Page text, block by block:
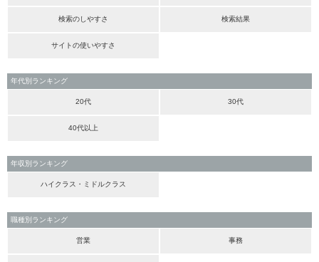
検索のしやすさ 検索結果
サイトの使いやすさ
年代別ランキング
20代 30代
40代以上
年収別ランキング
ハイクラス・ミドルクラス
職種別ランキング
営業 事務